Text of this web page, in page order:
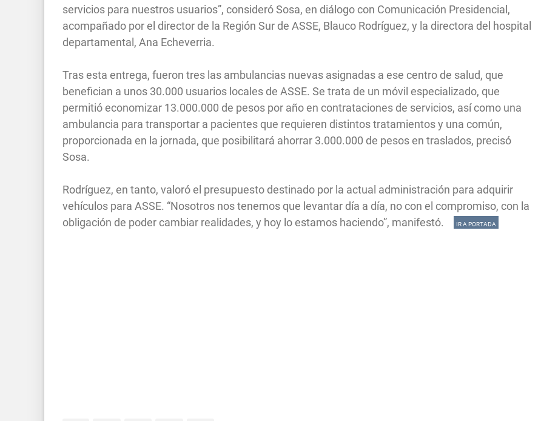
servicios para nuestros usuarios”, consideró Sosa, en diálogo con Comunicación Presidencial,
acompañado por el director de la Región Sur de ASSE, Blauco Rodríguez, y la directora del hospital
departamental, Ana Echeverria.
Tras esta entrega, fueron tres las ambulancias nuevas asignadas a ese centro de salud, que
benefician a unos 30.000 usuarios locales de ASSE. Se trata de un móvil especializado, que
permitió economizar 13.000.000 de pesos por año en contrataciones de servicios, así como una
ambulancia para transportar a pacientes que requieren distintos tratamientos y una común,
proporcionada en la jornada, que posibilitará ahorrar 3.000.000 de pesos en traslados, precisó
Sosa.
Rodríguez, en tanto, valoró el presupuesto destinado por la actual administración para adquirir
vehículos para ASSE. “Nosotros nos tenemos que levantar día a día, no con el compromiso, con la
obligación de poder cambiar realidades, y hoy lo estamos haciendo”, manifestó.
IR A PORTADA